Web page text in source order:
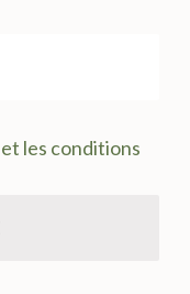
les conditions